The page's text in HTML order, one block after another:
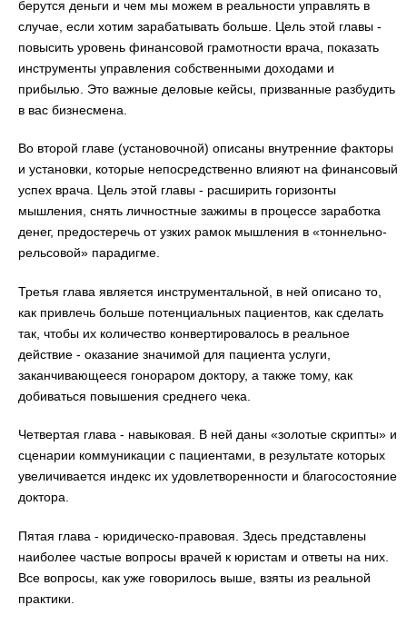
берутся деньги и чем мы можем в реальности управлять в
случае, если хотим зарабатывать больше. Цель этой главы -
повысить уровень финансовой грамотности врача, показать
инструменты управления собственными доходами и
прибылью. Это важные деловые кейсы, призванные разбудить
в вас бизнесмена.
Во второй главе (установочной) описаны внутренние факторы
и установки, которые непосредственно влияют на финансовый
успех врача. Цель этой главы - расширить горизонты
мышления, снять личностные зажимы в процессе заработка
денег, предостеречь от узких рамок мышления в «тоннельно-
рельсовой» парадигме.
Третья глава является инструментальной, в ней описано то,
как привлечь больше потенциальных пациентов, как сделать
так, чтобы их количество конвертировалось в реальное
действие - оказание значимой для пациента услуги,
заканчивающееся гонораром доктору, а также тому, как
добиваться повышения среднего чека.
Четвертая глава - навыковая. В ней даны «золотые скрипты» и
сценарии коммуникации с пациентами, в результате которых
увеличивается индекс их удовлетворенности и благосостояние
доктора.
Пятая глава - юридическо-правовая. Здесь представлены
наиболее частые вопросы врачей к юристам и ответы на них.
Все вопросы, как уже говорилось выше, взяты из реальной
практики.